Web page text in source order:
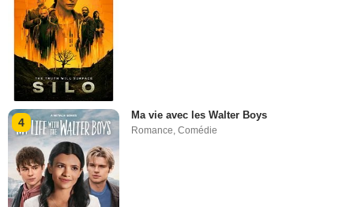
4
Ma vie avec les Walter Boys
Romance,Comédie